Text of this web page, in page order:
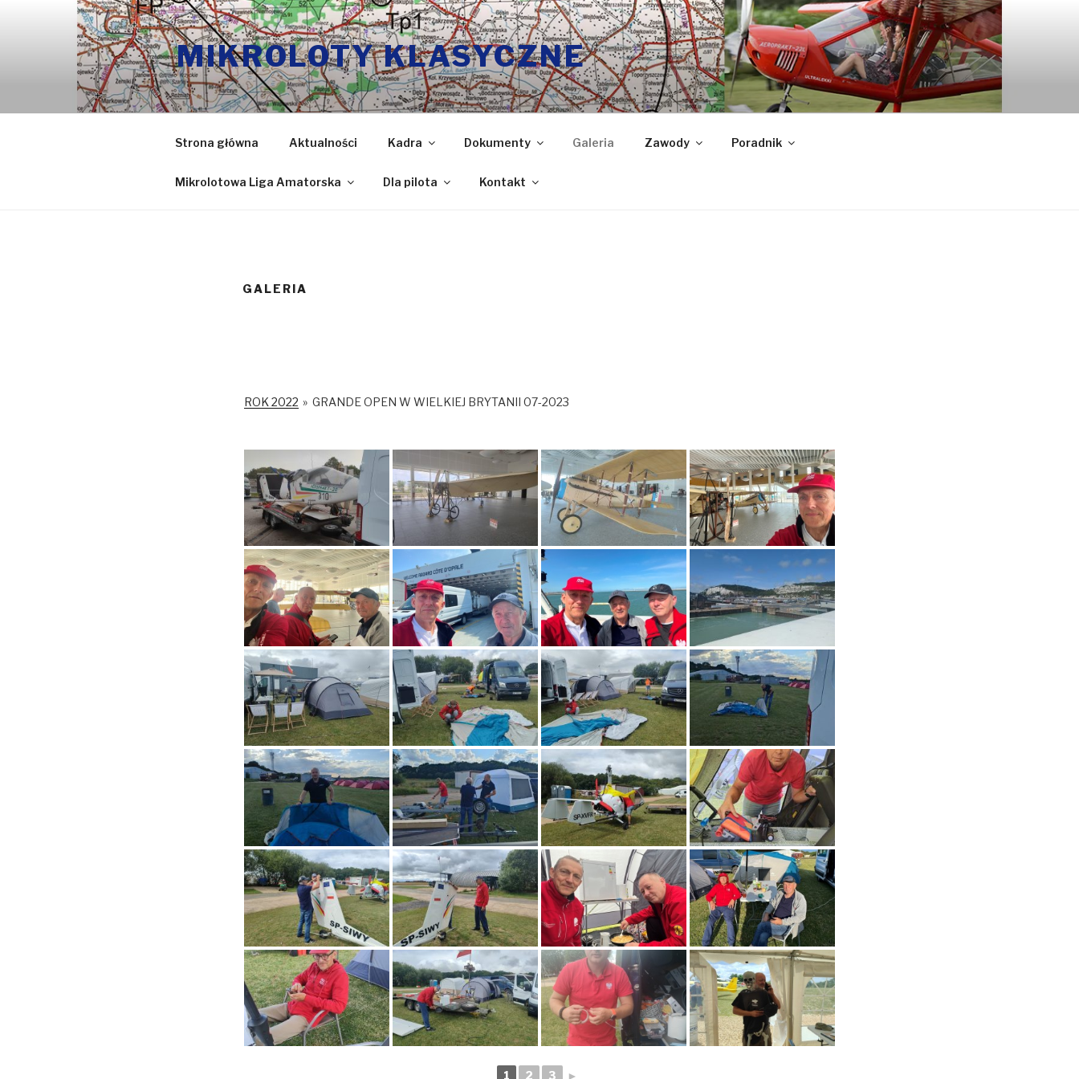
MIKROLOTY KLASYCZNE
Strona główna Aktualności Kadra Dokumenty Galeria Zawody Poradnik
Mikrolotowa Liga Amatorska Dla pilota Kontakt
GALERIA
ROK 2022 » GRANDE OPEN W WIELKIEJ BRYTANII 07-2023
1 2 3 ►